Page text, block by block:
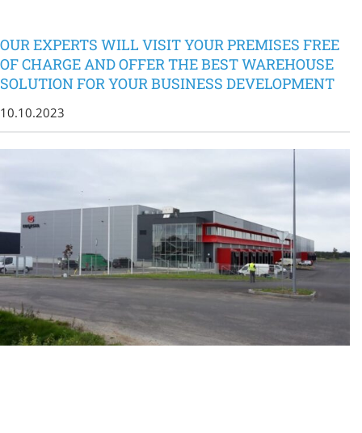
OUR EXPERTS WILL VISIT YOUR PREMISES FREE
OF CHARGE AND OFFER THE BEST WAREHOUSE
SOLUTION FOR YOUR BUSINESS DEVELOPMENT
10.10.2023